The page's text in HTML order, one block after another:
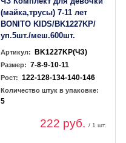
(майка,трусы) 7-11 лет
BONITO KIDS/BK1227KP/
уп.5шт./меш.600шт.
Артикул: BK1227KP(ЧЗ)
Размер: 7-8-9-10-11
Рост: 122-128-134-140-146
Количество штук в упаковке:
5
222 руб./ 1 шт.